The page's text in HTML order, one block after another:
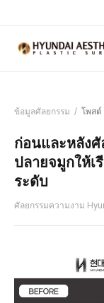
ข้อมูลศัลยกรรม / โพสต์
ก่อนและหลัง
ปลายจมูกให้เ
ระดับ
ศัลยกรรมความงาม